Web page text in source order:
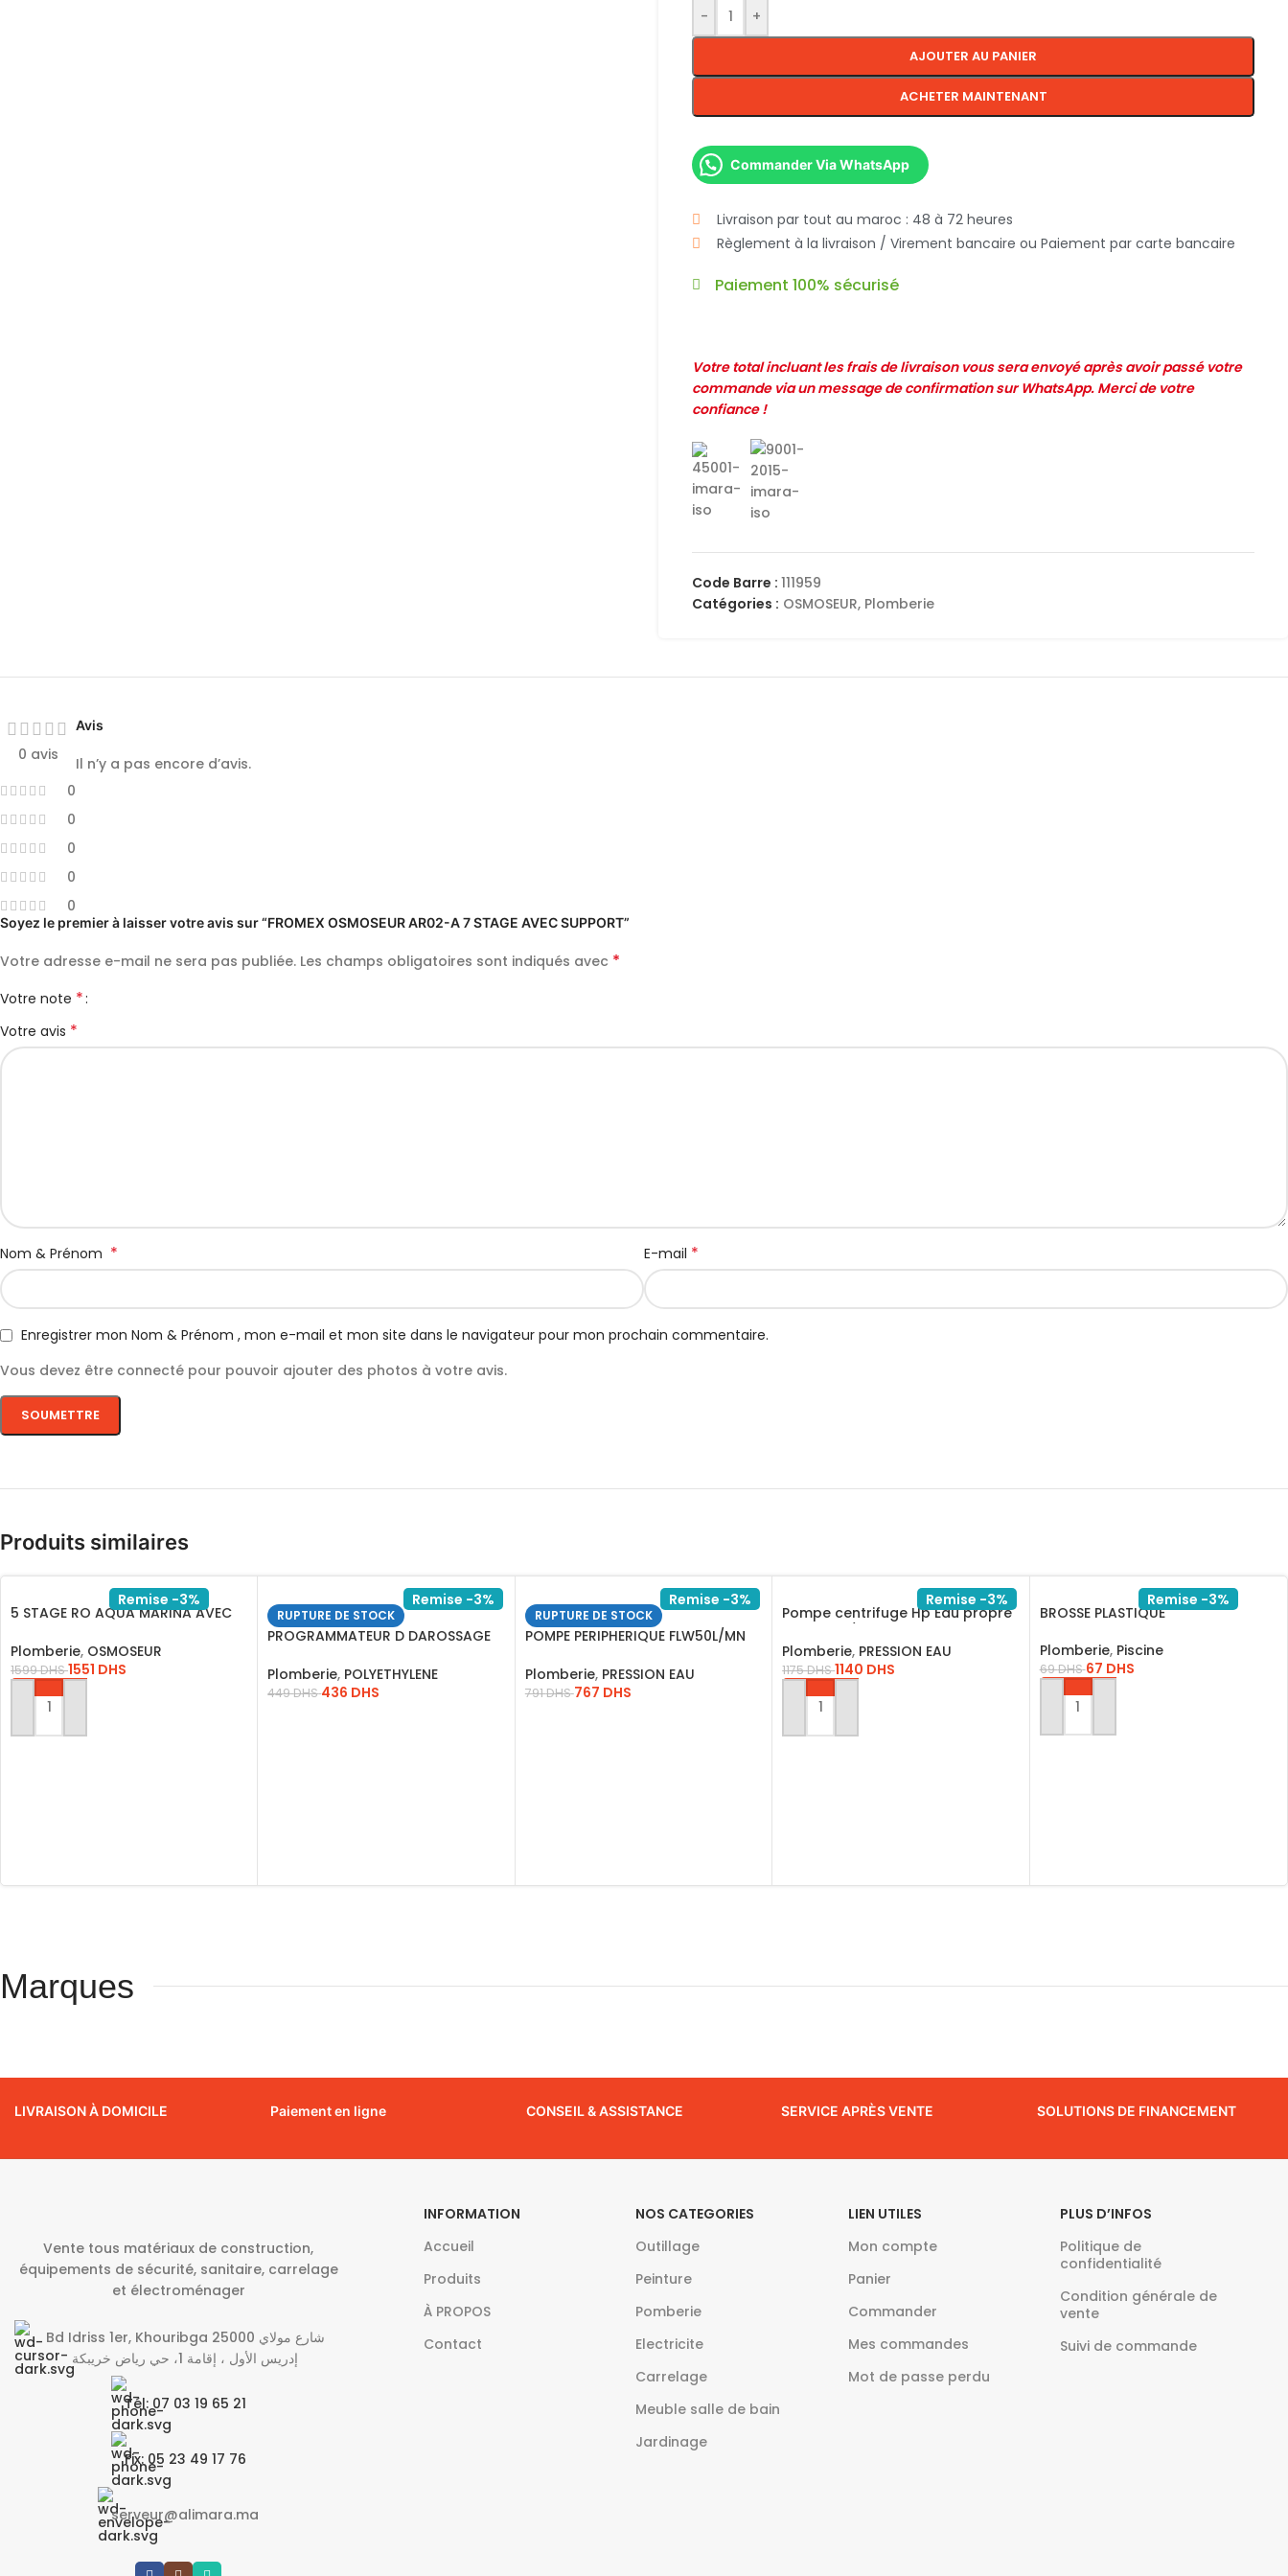
- +
AJOUTER AU PANIER
ACHETER MAINTENANT
Commander Via WhatsApp
Livraison par tout au maroc : 48 à 72 heures
Règlement à la livraison / Virement bancaire ou Paiement par carte bancaire
Paiement 100% sécurisé
Votre total incluant les frais de livraison vous sera envoyé après avoir passé votre
commande via un message de confirmation sur WhatsApp. Merci de votre
confiance !
Code Barre : 111959
Catégories : OSMOSEUR, Plomberie
0 avis
0
0
0
0
0
Avis
Il n’y a pas encore d’avis.
Soyez le premier à laisser votre avis sur “FROMEX OSMOSEUR AR02-A 7 STAGE AVEC SUPPORT”
Votre adresse e-mail ne sera pas publiée. Les champs obligatoires sont indiqués avec *
Votre note *
Votre avis *
Nom & Prénom * E-mail *
Enregistrer mon Nom & Prénom , mon e-mail et mon site dans le navigateur pour mon prochain commentaire.
Vous devez être connecté pour pouvoir ajouter des photos à votre avis.
Produits similaires
Remise -3%
5 STAGE RO AQUA MARINA AVEC
Plomberie, OSMOSEUR
1599DHS1551 DHS
AJOUTER AU PANIER
Remise -3%
RUPTURE DE STOCK
PROGRAMMATEUR D DAROSSAGE
Plomberie, POLYETHYLENE
449DHS436 DHS
Remise -3%
RUPTURE DE STOCK
POMPE PERIPHERIQUE FLW50L/MN
Plomberie, PRESSION EAU
791DHS767 DHS
Remise -3%
Pompe centrifuge Hp Eau propre
Plomberie, PRESSION EAU
1175DHS1140 DHS
AJOUTER AU PANIER
Remise -3%
BROSSE PLASTIQUE
Plomberie, Piscine
69DHS67 DHS
AJOUTER AU PANIER
Marques
LIVRAISON À DOMICILE Paiement en ligne CONSEIL & ASSISTANCE SERVICE APRÈS VENTE SOLUTIONS DE FINANCEMENT
Vente tous matériaux de construction,
équipements de sécurité, sanitaire, carrelage
et électroménager
Bd Idriss 1er, Khouribga 25000 شارع مولاي
إدريس الأول ، إقامة 1، حي رياض خريبكة
Tél: 07 03 19 65 21
Fix: 05 23 49 17 76
serveur@alimara.ma
INFORMATION
Accueil
Produits
À PROPOS
Contact
NOS CATEGORIES
Outillage
Peinture
Pomberie
Electricite
Carrelage
Meuble salle de bain
Jardinage
LIEN UTILES
Mon compte
Panier
Commander
Mes commandes
Mot de passe perdu
PLUS D’INFOS
Politique de
confidentialité
Condition générale de
vente
Suivi de commande